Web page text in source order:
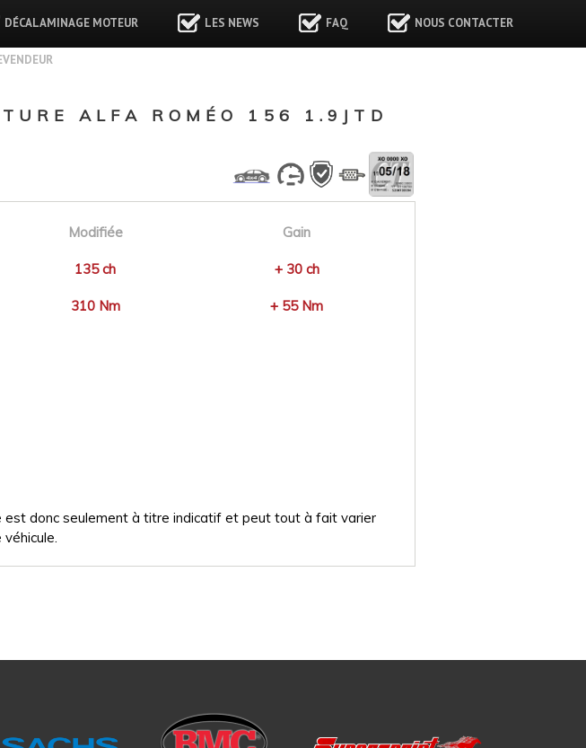
DÉCALAMINAGE MOTEUR LES NEWS FAQ NOUS CONTACTER
ALFA ROMÉO 156 1.9JTD
Modifiée Gain
135 ch + 30 ch
310 Nm
+ 55 Nm
est donc seulement à titre indicatif et peut tout à fait varier